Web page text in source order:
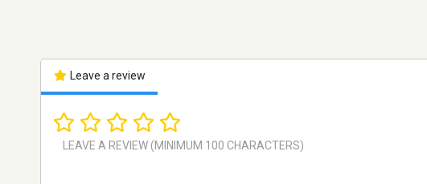
Leave a review